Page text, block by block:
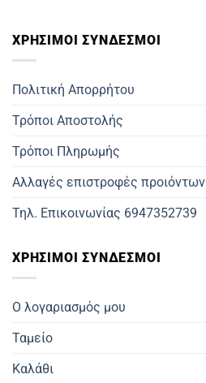
ΧΡΗΣΙΜOΙ ΣΥΝΔΕΣΜΟΙ
Πολιτική Απορρήτου
Τρόποι Αποστολής
Τρόποι Πληρωμής
Αλλαγές επιστροφές προιόντων
Τηλ. Επικοινωνίας 6947352739
ΧΡΗΣΙΜΟΙ ΣΥΝΔΕΣΜΟΙ
Ο λογαριασμός μου
Ταμείο
Καλάθι